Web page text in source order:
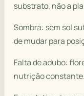
substrato, não a
Sombra: sem sol
de mudar para
Falta de adubo:
nutrição constante.